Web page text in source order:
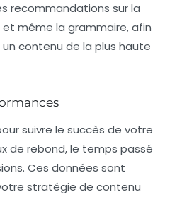
recommandations sur la
et même la grammaire, afin
contenu de la plus haute
suivre le succès de votre
de rebond, le temps passé
Ces données sont
stratégie de contenu